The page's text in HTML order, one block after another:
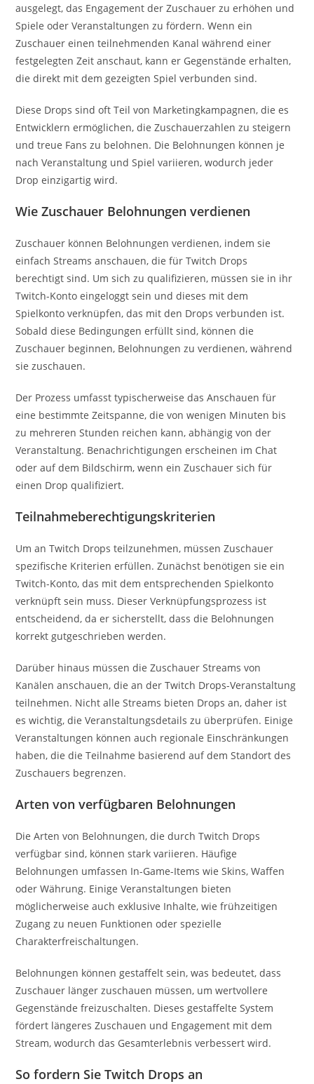
ausgelegt, das Engagement der Zuschauer zu erhöhen und
Spiele oder Veranstaltungen zu fördern. Wenn ein
Zuschauer einen teilnehmenden Kanal während einer
festgelegten Zeit anschaut, kann er Gegenstände erhalten,
die direkt mit dem gezeigten Spiel verbunden sind.
Diese Drops sind oft Teil von Marketingkampagnen, die es
Entwicklern ermöglichen, die Zuschauerzahlen zu steigern
und treue Fans zu belohnen. Die Belohnungen können je
nach Veranstaltung und Spiel variieren, wodurch jeder
Drop einzigartig wird.
Wie Zuschauer Belohnungen verdienen
Zuschauer können Belohnungen verdienen, indem sie
einfach Streams anschauen, die für Twitch Drops
berechtigt sind. Um sich zu qualifizieren, müssen sie in ihr
Twitch-Konto eingeloggt sein und dieses mit dem
Spielkonto verknüpfen, das mit den Drops verbunden ist.
Sobald diese Bedingungen erfüllt sind, können die
Zuschauer beginnen, Belohnungen zu verdienen, während
sie zuschauen.
Der Prozess umfasst typischerweise das Anschauen für
eine bestimmte Zeitspanne, die von wenigen Minuten bis
zu mehreren Stunden reichen kann, abhängig von der
Veranstaltung. Benachrichtigungen erscheinen im Chat
oder auf dem Bildschirm, wenn ein Zuschauer sich für
einen Drop qualifiziert.
Teilnahmeberechtigungskriterien
Um an Twitch Drops teilzunehmen, müssen Zuschauer
spezifische Kriterien erfüllen. Zunächst benötigen sie ein
Twitch-Konto, das mit dem entsprechenden Spielkonto
verknüpft sein muss. Dieser Verknüpfungsprozess ist
entscheidend, da er sicherstellt, dass die Belohnungen
korrekt gutgeschrieben werden.
Darüber hinaus müssen die Zuschauer Streams von
Kanälen anschauen, die an der Twitch Drops-Veranstaltung
teilnehmen. Nicht alle Streams bieten Drops an, daher ist
es wichtig, die Veranstaltungsdetails zu überprüfen. Einige
Veranstaltungen können auch regionale Einschränkungen
haben, die die Teilnahme basierend auf dem Standort des
Zuschauers begrenzen.
Arten von verfügbaren Belohnungen
Die Arten von Belohnungen, die durch Twitch Drops
verfügbar sind, können stark variieren. Häufige
Belohnungen umfassen In-Game-Items wie Skins, Waffen
oder Währung. Einige Veranstaltungen bieten
möglicherweise auch exklusive Inhalte, wie frühzeitigen
Zugang zu neuen Funktionen oder spezielle
Charakterfreischaltungen.
Belohnungen können gestaffelt sein, was bedeutet, dass
Zuschauer länger zuschauen müssen, um wertvollere
Gegenstände freizuschalten. Dieses gestaffelte System
fördert längeres Zuschauen und Engagement mit dem
Stream, wodurch das Gesamterlebnis verbessert wird.
So fordern Sie Twitch Drops an